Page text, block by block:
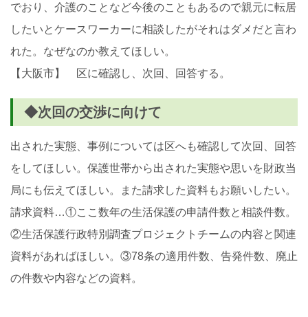
でおり、介護のことなど今後のこともあるので親元に転居
したいとケースワーカーに相談したがそれはダメだと言わ
れた。なぜなのか教えてほしい。
【大阪市】 区に確認し、次回、回答する。
◆次回の交渉に向けて
出された実態、事例については区へも確認して次回、回答
をしてほしい。保護世帯から出された実態や思いを財政当
局にも伝えてほしい。また請求した資料もお願いしたい。
請求資料…①ここ数年の生活保護の申請件数と相談件数。
②生活保護行政特別調査プロジェクトチームの内容と関連
資料があればほしい。③78条の適用件数、告発件数、廃止
の件数や内容などの資料。